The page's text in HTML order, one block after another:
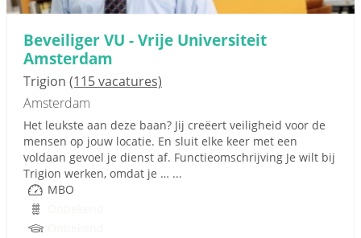
Beveiliger VU - Vrije Universiteit
Amsterdam
Trigion (115 vacatures)
Amsterdam
Het leukste aan deze baan? Jij creëert veiligheid voor de
mensen op jouw locatie. En sluit elke keer met een
voldaan gevoel je dienst af. Functieomschrijving Je wilt bij
Trigion werken, omdat je … ...
MBO